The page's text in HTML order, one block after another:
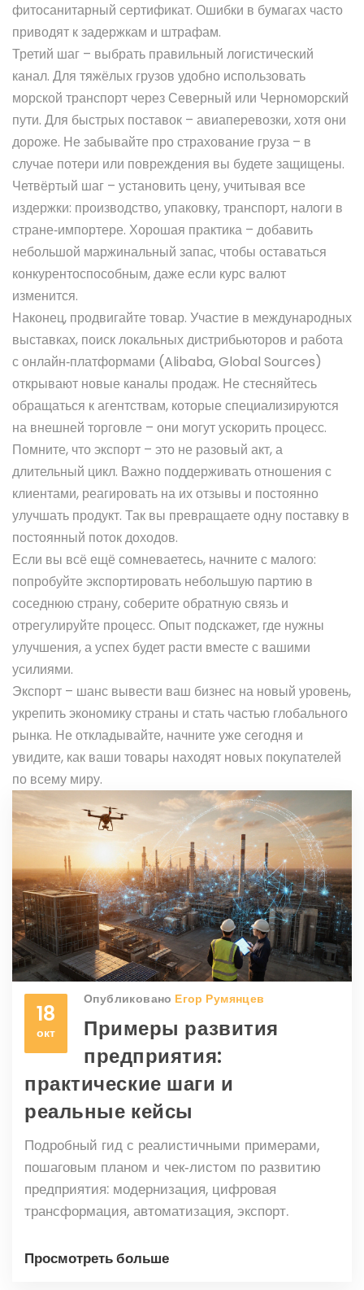
фитосанитарный сертификат. Ошибки в бумагах часто
приводят к задержкам и штрафам.
Третий шаг – выбрать правильный логистический
канал. Для тяжёлых грузов удобно использовать
морской транспорт через Северный или Черноморский
пути. Для быстрых поставок – авиаперевозки, хотя они
дороже. Не забывайте про страхование груза – в
случае потери или повреждения вы будете защищены.
Четвёртый шаг – установить цену, учитывая все
издержки: производство, упаковку, транспорт, налоги в
стране‑импортере. Хорошая практика – добавить
небольшой маржинальный запас, чтобы оставаться
конкурентоспособным, даже если курс валют
изменится.
Наконец, продвигайте товар. Участие в международных
выставках, поиск локальных дистрибьюторов и работа
с онлайн‑платформами (Alibaba, Global Sources)
открывают новые каналы продаж. Не стесняйтесь
обращаться к агентствам, которые специализируются
на внешней торговле – они могут ускорить процесс.
Помните, что экспорт – это не разовый акт, а
длительный цикл. Важно поддерживать отношения с
клиентами, реагировать на их отзывы и постоянно
улучшать продукт. Так вы превращаете одну поставку в
постоянный поток доходов.
Если вы всё ещё сомневаетесь, начните с малого:
попробуйте экспортировать небольшую партию в
соседнюю страну, соберите обратную связь и
отрегулируйте процесс. Опыт подскажет, где нужны
улучшения, а успех будет расти вместе с вашими
усилиями.
Экспорт – шанс вывести ваш бизнес на новый уровень,
укрепить экономику страны и стать частью глобального
рынка. Не откладывайте, начните уже сегодня и
увидите, как ваши товары находят новых покупателей
по всему миру.
18
окт
Опубликовано Егор Румянцев
Примеры развития
предприятия:
практические шаги и
реальные кейсы
Подробный гид с реал­истичными примерами,
пошаговым планом и чек‑листом по развитию
предприятия: модернизация, цифровая
трансформация, автоматизация, экспорт.
Просмотреть больше